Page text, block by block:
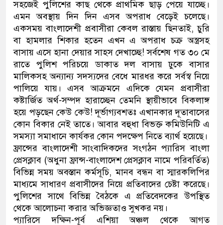
সহজেই পুলিশের কাছ থেকে প্রাথমিক ছাড় পেয়ে যাচ্ছে।
এমন অবস্থায় দিন দিন এসব অপরাধ বেড়েই চলেছে।
একসময় বাংলাদেশী প্রবাসীরা কেবল রাস্তায় ছিনতাই, চুরি
বা হামলার শিকার হতেন এখন এ অপরাধ চক্র অস্ত্রসহ
বাসায় এসে হানা দেয়ার সাহস দেখাচ্ছে! সর্বশেষ গত ৩০ মে
রাতে পুলিশ পরিচয়ে ডাকাত দল বাসায় ঢুকে বাসার
মালিকসহ অন্যান্য সদস্যদের বেধে মারধর করে সর্বস্ব নিয়ে
পালিয়ে যায়। এসব আক্রমনে এদিকে যেমন প্রবাসীরা
কষ্টার্জিত অর্থ-সম্পদ হারাচ্ছেন তেমনি স্থায়ীভাবে বিকলাঙ্গ
হয়ে পড়ছেন কেউ কেউ! দূর্ভাগ্যবশতঃ এখানকার দূতাবাসের
কোন বিকার নেই তাতে। আবার বহুধা বিভক্ত কমিউনিটি এ
সমস্যা সমাধানে কার্যকর কোন পদক্ষেপ নিতে ব্যার্থ হয়েছে।
ফ্রান্সের বাংলাদেশী সাংবাদিকদের সংগঠন প্যারিস বাংলা
প্রেসক্লাব (অধুনা ফ্রান্স-বাংলাদেশ প্রেসক্লাব নামে পরিবর্তিত)
বিভিন্ন সময় অবস্তান কর্মসূচি, মানব বন্ধন বা স্মারকলিপির
মাধ্যমে সাধারণ প্রবাসীদের নিয়ে প্রতিবাদের চেষ্টা করেছে।
পুলিশের সাথে বিভিন্ন বৈঠকে এ প্রতিবেদকের উপস্থিত
থেকে আলোচনা করার অভিজ্ঞতাও সুখকর নয়।
প্যারিসে দক্ষিন-পূর্ব এশিয়া অঞ্চল থেকে আগত